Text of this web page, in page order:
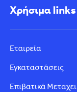
Χρήσιμα links
Εταιρεία
Εγκαταστάσεις
Επιβατικά